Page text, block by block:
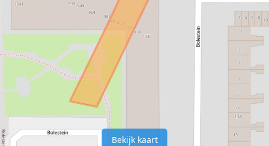
Bekijk kaart